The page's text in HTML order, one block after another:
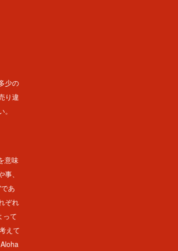
少の
り違
意味
、
あ
ぞれ
って
えて